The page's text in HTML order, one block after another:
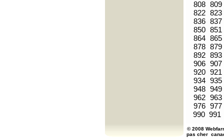
808 809
822 823
836 837
850 851
864 865
878 879
892 893
906 907
920 921
934 935
948 949
962 963
976 977
990 991
© 2008
pas cher